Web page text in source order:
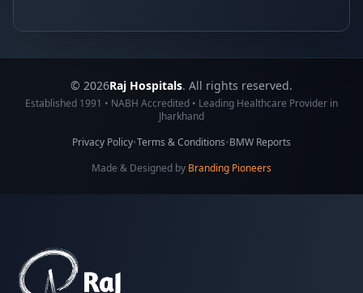
© 2026Raj Hospitals. All rights reserved.
Established 1991 • NABH Accredited • Leading Healthcare Provider in
Jharkhand
Privacy Policy•Terms & Conditions•BMW Reports
Made & Designed by Branding Pioneers